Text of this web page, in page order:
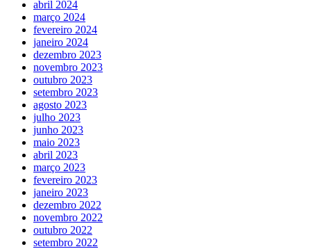
abril 2024
março 2024
fevereiro 2024
janeiro 2024
dezembro 2023
novembro 2023
outubro 2023
setembro 2023
agosto 2023
julho 2023
junho 2023
maio 2023
abril 2023
março 2023
fevereiro 2023
janeiro 2023
dezembro 2022
novembro 2022
outubro 2022
setembro 2022